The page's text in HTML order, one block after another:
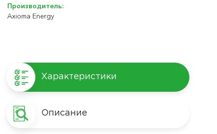
Производитель:
Axioma Energy
Характеристики
Описание